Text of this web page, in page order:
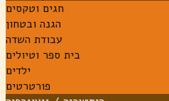
חגים וטקסים
הגנה ובטחון
עבודת השדה
בית ספר וטיולים
ילדים
פורטרטים